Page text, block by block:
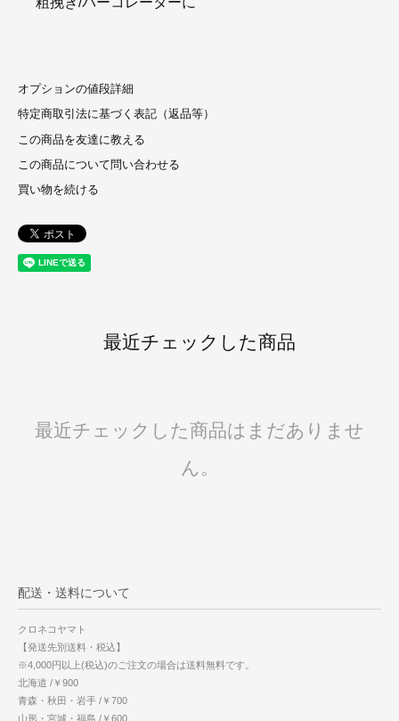
オプションの値段詳細
特定商取引法に基づく表記（返品等）
この商品を友達に教える
この商品について問い合わせる
買い物を続ける
最近チェックした商品
最近チェックした商品はまだありませ
ん。
配送・送料について
クロネコヤマト
【発送先別送料・税込】
※4,000円以上(税込)のご注文の場合は送料無料です。
北海道 /￥900
青森・秋田・岩手 /￥700
山形・宮城・福島 /￥600